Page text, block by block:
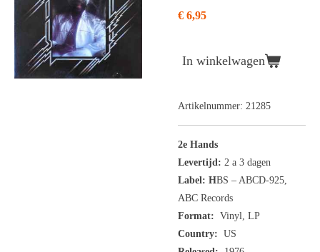
€ 6,95
In winkelwagen
Artikelnummer: 21285
2e Hands
Levertijd: 2 a 3 dagen
Label: HBS ‎– ABCD-925,
ABC Records ‎
Format: Vinyl, LP
Country: US